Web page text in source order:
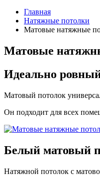
Главная
Натяжные потолки
Матовые натяжные
Матовые
Идеально
Матовый потолок
Он подходит для всех
Белый матовый
Натяжной потолок с